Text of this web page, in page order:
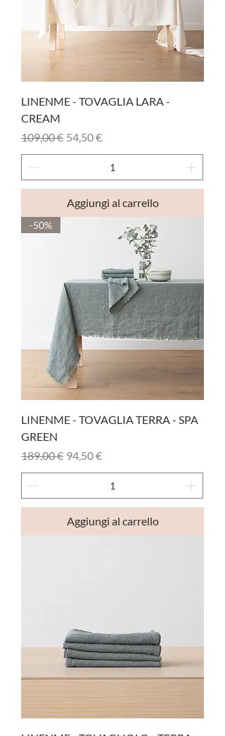
LINENME - TOVAGLIA LARA -
CREAM
Prezzo regolare
109,00 € Prezzo scontato
54,50 €
Aggiungi al carrello
-50%
LINENME - TOVAGLIA TERRA - SPA
GREEN
Prezzo regolare
189,00 € Prezzo scontato
94,50 €
Aggiungi al carrello